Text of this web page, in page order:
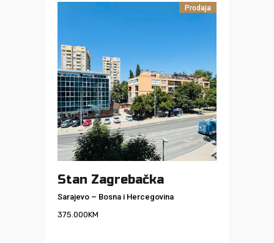
Prodaja
Stan Zagrebačka
Sarajevo – Bosna i Hercegovina
375.000KM